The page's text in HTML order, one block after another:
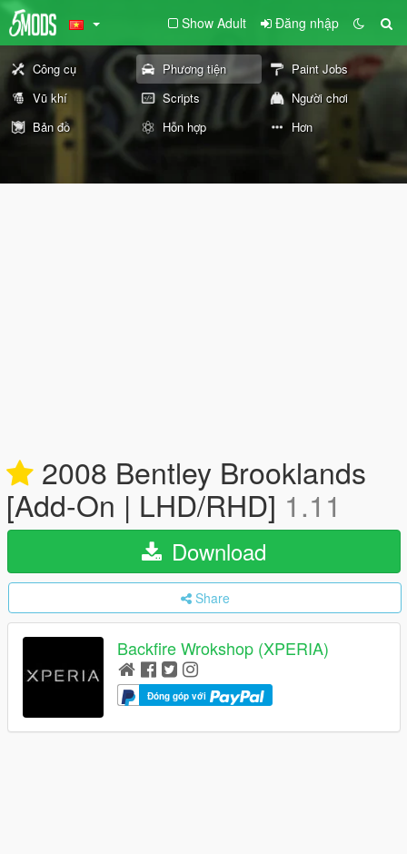
Show Adult Đăng nhập
Công cụ Phương tiện
Paint Jobs
Vũ khí
Scripts
Người chơi
Bản đồ
Hỗn hợp Hơn
2008 Bentley Brooklands
[Add-On | LHD/RHD] 1.11
Download
Share
Backfire Wrokshop (XPERIA)
Đóng góp với